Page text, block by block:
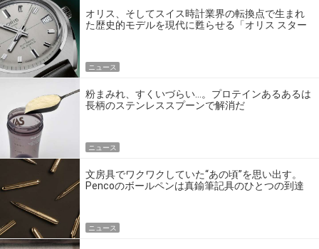
オリス、そしてスイス時計業界の転換点で生まれ
た歴史的モデルを現代に甦らせる「オリス スター
ニュース
粉まみれ、すくいづらい…。プロテインあるあるは
長柄のステンレススプーンで解消だ
ニュース
文房具でワクワクしていた“あの頃”を思い出す。
Pencoのボールペンは真鍮筆記具のひとつの到達
ニュース